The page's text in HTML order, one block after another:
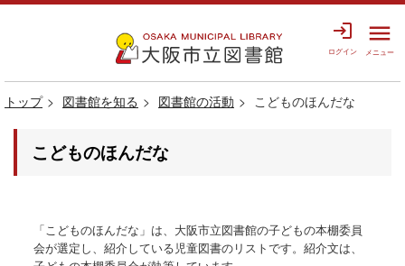
login
ログイン
menu
メニュー
トップ 図書館を知る 図書館の活動 こどものほんだな
こどものほんだな
「こどものほんだな」は、大阪市立図書館の子どもの本棚委員
会が選定し、紹介している児童図書のリストです。紹介文は、